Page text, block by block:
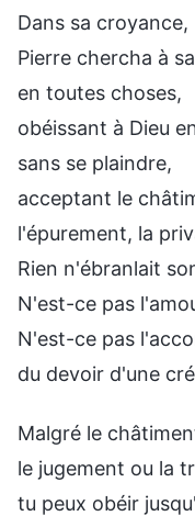
Dans sa croyance,
Pierre chercha à
en toutes choses,
obéissant à Dieu
sans se plaindre,
acceptant le
l'épurement, la
Rien n'ébranlait
N'est-ce pas
N'est-ce pas
du devoir d'une
Malgré le
le jugement ou la
tu peux obéir